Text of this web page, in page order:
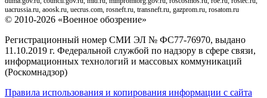
uacrussia.ru, aoosk.ru, uecrus.com, rosneft.ru, transneft.ru, gazprom.ru, rosatom.ru
© 2010-2026 «Военное обозрение»
Регистрационный номер СМИ ЭЛ № ФС77-76970, выдано
11.10.2019 г. Федеральной службой по надзору в сфере связи,
информационных технологий и массовых коммуникаций
(Роскомнадзор)
Правила использования и копирования информации с сайта